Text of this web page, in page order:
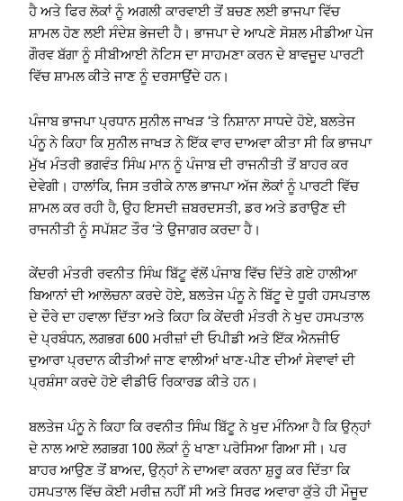
ਹੈ ਅਤੇ ਫਿਰ ਲੋਕਾਂ ਨੂੰ ਅਗਲੀ ਕਾਰਵਾਈ ਤੋਂ ਬਚਣ ਲਈ ਭਾਜਪਾ ਵਿੱਚ
ਸ਼ਾਮਲ ਹੋਣ ਲਈ ਸੰਦੇਸ਼ ਭੇਜਦੀ ਹੈ। ਭਾਜਪਾ ਦੇ ਆਪਣੇ ਸੋਸ਼ਲ ਮੀਡੀਆ ਪੇਜ
ਗੌਰਵ ਬੱਗਾ ਨੂੰ ਸੀਬੀਆਈ ਨੋਟਿਸ ਦਾ ਸਾਹਮਣਾ ਕਰਨ ਦੇ ਬਾਵਜੂਦ ਪਾਰਟੀ
ਵਿੱਚ ਸ਼ਾਮਲ ਕੀਤੇ ਜਾਣ ਨੂੰ ਦਰਸਾਉਂਦੇ ਹਨ।
ਪੰਜਾਬ ਭਾਜਪਾ ਪ੍ਰਧਾਨ ਸੁਨੀਲ ਜਾਖੜ ‘ਤੇ ਨਿਸ਼ਾਨਾ ਸਾਧਦੇ ਹੋਏ, ਬਲਤੇਜ
ਪੰਨੂ ਨੇ ਕਿਹਾ ਕਿ ਸੁਨੀਲ ਜਾਖੜ ਨੇ ਇੱਕ ਵਾਰ ਦਾਅਵਾ ਕੀਤਾ ਸੀ ਕਿ ਭਾਜਪਾ
ਮੁੱਖ ਮੰਤਰੀ ਭਗਵੰਤ ਸਿੰਘ ਮਾਨ ਨੂੰ ਪੰਜਾਬ ਦੀ ਰਾਜਨੀਤੀ ਤੋਂ ਬਾਹਰ ਕਰ
ਦੇਵੇਗੀ। ਹਾਲਾਂਕਿ, ਜਿਸ ਤਰੀਕੇ ਨਾਲ ਭਾਜਪਾ ਅੱਜ ਲੋਕਾਂ ਨੂੰ ਪਾਰਟੀ ਵਿੱਚ
ਸ਼ਾਮਲ ਕਰ ਰਹੀ ਹੈ, ਉਹ ਇਸਦੀ ਜ਼ਬਰਦਸਤੀ, ਡਰ ਅਤੇ ਡਰਾਉਣ ਦੀ
ਰਾਜਨੀਤੀ ਨੂੰ ਸਪੱਸ਼ਟ ਤੌਰ ‘ਤੇ ਉਜਾਗਰ ਕਰਦਾ ਹੈ।
ਕੇਂਦਰੀ ਮੰਤਰੀ ਰਵਨੀਤ ਸਿੰਘ ਬਿੱਟੂ ਵੱਲੋਂ ਪੰਜਾਬ ਵਿੱਚ ਦਿੱਤੇ ਗਏ ਹਾਲੀਆ
ਬਿਆਨਾਂ ਦੀ ਆਲੋਚਨਾ ਕਰਦੇ ਹੋਏ, ਬਲਤੇਜ ਪੰਨੂ ਨੇ ਬਿੱਟੂ ਦੇ ਧੂਰੀ ਹਸਪਤਾਲ
ਦੇ ਦੌਰੇ ਦਾ ਹਵਾਲਾ ਦਿੱਤਾ ਅਤੇ ਕਿਹਾ ਕਿ ਕੇਂਦਰੀ ਮੰਤਰੀ ਨੇ ਖੁਦ ਹਸਪਤਾਲ
ਦੇ ਪ੍ਰਬੰਧਨ, ਲਗਭਗ 600 ਮਰੀਜ਼ਾਂ ਦੀ ਓਪੀਡੀ ਅਤੇ ਇੱਕ ਐਨਜੀਓ
ਦੁਆਰਾ ਪ੍ਰਦਾਨ ਕੀਤੀਆਂ ਜਾਣ ਵਾਲੀਆਂ ਖਾਣ-ਪੀਣ ਦੀਆਂ ਸੇਵਾਵਾਂ ਦੀ
ਪ੍ਰਸ਼ੰਸਾ ਕਰਦੇ ਹੋਏ ਵੀਡੀਓ ਰਿਕਾਰਡ ਕੀਤੇ ਹਨ।
ਬਲਤੇਜ ਪੰਨੂ ਨੇ ਕਿਹਾ ਕਿ ਰਵਨੀਤ ਸਿੰਘ ਬਿੱਟੂ ਨੇ ਖੁਦ ਮੰਨਿਆ ਹੈ ਕਿ ਉਨ੍ਹਾਂ
ਦੇ ਨਾਲ ਆਏ ਲਗਭਗ 100 ਲੋਕਾਂ ਨੂੰ ਖਾਣਾ ਪਰੋਸਿਆ ਗਿਆ ਸੀ। ਪਰ
ਬਾਹਰ ਆਉਣ ਤੋਂ ਬਾਅਦ, ਉਨ੍ਹਾਂ ਨੇ ਦਾਅਵਾ ਕਰਨਾ ਸ਼ੁਰੂ ਕਰ ਦਿੱਤਾ ਕਿ
ਹਸਪਤਾਲ ਵਿੱਚ ਕੋਈ ਮਰੀਜ਼ ਨਹੀਂ ਸੀ ਅਤੇ ਸਿਰਫ ਅਵਾਰਾ ਕੁੱਤੇ ਹੀ ਮੌਜੂਦ